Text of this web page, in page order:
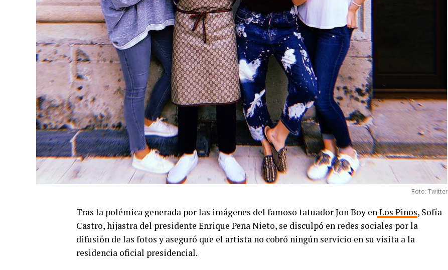
Foto: Twitter
Tras la polémica generada por las imágenes del famoso tatuador Jon Boy enLos Pinos, Sofía
Castro, hijastra del presidente Enrique Peña Nieto, se disculpó en redes sociales por la
difusión de las fotos y aseguró que el artista no cobró ningún servicio en su visita a la
residencia oficial presidencial.